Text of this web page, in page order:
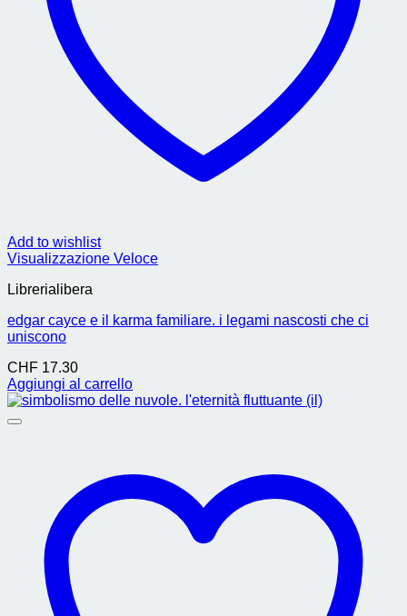
Add to wishlist
Visualizzazione Veloce
Librerialibera
edgar cayce e il karma familiare. i legami nascosti che ci
uniscono
CHF 17.30
Aggiungi al carrello